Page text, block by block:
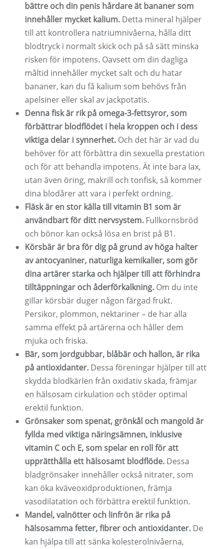
bättre och din penis hårdare ät bananer som
innehåller mycket kalium. Detta mineral hjälper
till att kontrollera natriumnivåerna, hålla ditt
blodtryck i normalt skick och på så sätt minska
risken för impotens. Oavsett om din dagliga
måltid innehåller mycket salt och du hatar
bananer, kan du få kalium som behövs från
apelsiner eller skal av jackpotatis.
Denna fisk är rik på omega-3-fettsyror, som
förbättrar blodflödet i hela kroppen och i dess
viktiga delar i synnerhet. Och det här är vad du
behöver för att förbättra din sexuella prestation
och för att behandla impotens. Ät inte bara lax,
utan även öring, makrill och tonfisk, så kommer
dina blodårer att vara i perfekt ordning.
Fläsk är en stor källa till vitamin B1 som är
användbart för ditt nervsystem. Fullkornsbröd
och bönor kan också lösa en brist på B1.
Körsbär är bra för dig på grund av höga halter
av antocyaniner, naturliga kemikalier, som gör
dina artärer starka och hjälper till att förhindra
tilltäppningar och åderförkalkning. Om du inte
gillar körsbär duger någon färgad frukt.
Persikor, plommon, nektariner – de har alla
samma effekt på artärerna och håller dem
mjuka och friska.
Bär, som jordgubbar, blåbär och hallon, är rika
på antioxidanter. Dessa föreningar hjälper till att
skydda blodkärlen från oxidativ skada, främjar
en hälsosam cirkulation och stöder optimal
erektil funktion.
Grönsaker som spenat, grönkål och mangold är
fyllda med viktiga näringsämnen, inklusive
vitamin C och E, som spelar en roll för att
upprätthålla ett hälsosamt blodflöde. Dessa
bladgrönsaker innehåller också nitrater, som
kan öka kväveoxidproduktionen, främja
vasodilatation och förbättra erektil funktion.
Mandel, valnötter och linfrön är rika på
hälsosamma fetter, fibrer och antioxidanter. De
kan hjälpa till att sänka kolesterolnivåerna,